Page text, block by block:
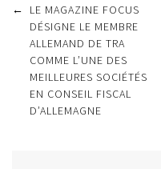
Post
navigation
←
LE MAGAZINE FOCUS
DÉSIGNE LE MEMBRE
ALLEMAND DE TRA
COMME L’UNE DES
MEILLEURES SOCIÉTÉS
EN CONSEIL FISCAL
D’ALLEMAGNE